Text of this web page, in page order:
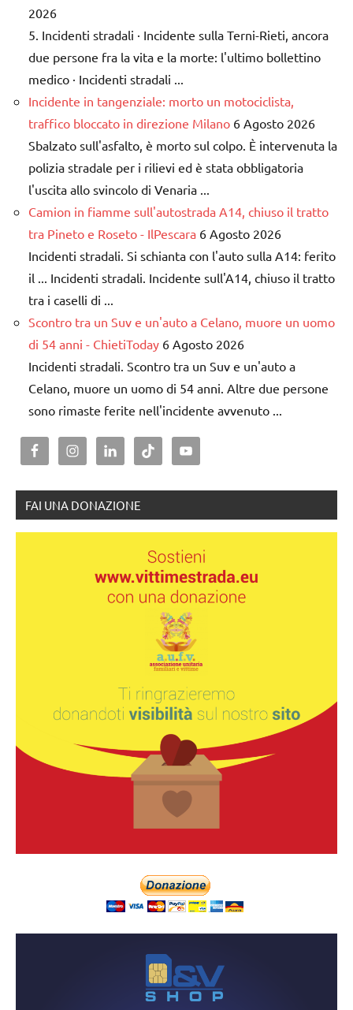
2026
5. Incidenti stradali · Incidente sulla Terni-Rieti, ancora
due persone fra la vita e la morte: l'ultimo bollettino
medico · Incidenti stradali ...
Incidente in tangenziale: morto un motociclista,
traffico bloccato in direzione Milano 6 Agosto 2026
Sbalzato sull'asfalto, è morto sul colpo. È intervenuta la
polizia stradale per i rilievi ed è stata obbligatoria
l'uscita allo svincolo di Venaria ...
Camion in fiamme sull'autostrada A14, chiuso il tratto
tra Pineto e Roseto - IlPescara 6 Agosto 2026
Incidenti stradali. Si schianta con l'auto sulla A14: ferito
il ... Incidenti stradali. Incidente sull'A14, chiuso il tratto
tra i caselli di ...
Scontro tra un Suv e un'auto a Celano, muore un uomo
di 54 anni - ChietiToday 6 Agosto 2026
Incidenti stradali. Scontro tra un Suv e un'auto a
Celano, muore un uomo di 54 anni. Altre due persone
sono rimaste ferite nell'incidente avvenuto ...
FAI UNA DONAZIONE